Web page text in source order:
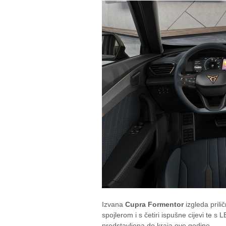
Izvana Cupra Formentorizgleda
spojlerom i s četiri ispušne cijevi te s